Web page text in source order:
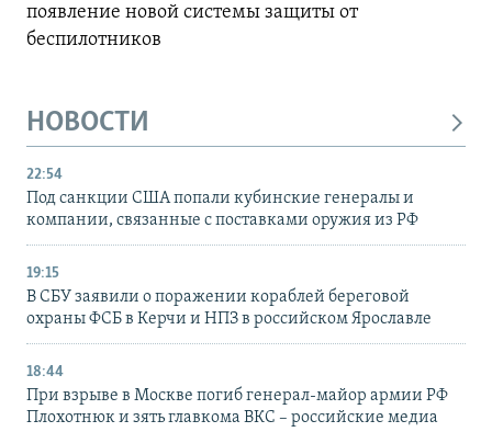
появление новой системы защиты от
беспилотников
НОВОСТИ
22:54
Под санкции США попали кубинские генералы и
компании, связанные с поставками оружия из РФ
19:15
В СБУ заявили о поражении кораблей береговой
охраны ФСБ в Керчи и НПЗ в российском Ярославле
18:44
При взрыве в Москве погиб генерал-майор армии РФ
Плохотнюк и зять главкома ВКС – российские медиа